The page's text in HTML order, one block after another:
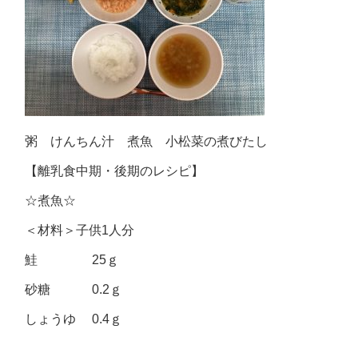
粥 けんちん汁 煮魚 小松菜の煮びたし
【離乳食中期・後期のレシピ】
☆煮魚☆
＜材料＞子供1人分
鮭 25ｇ
砂糖 0.2ｇ
しょうゆ 0.4ｇ